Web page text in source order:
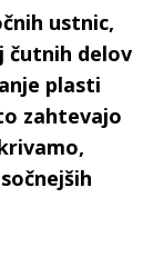
ustnic,
čutnih delov
plasti
zahtevajo